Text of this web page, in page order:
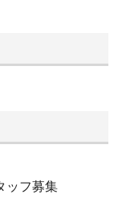
ッフ募集